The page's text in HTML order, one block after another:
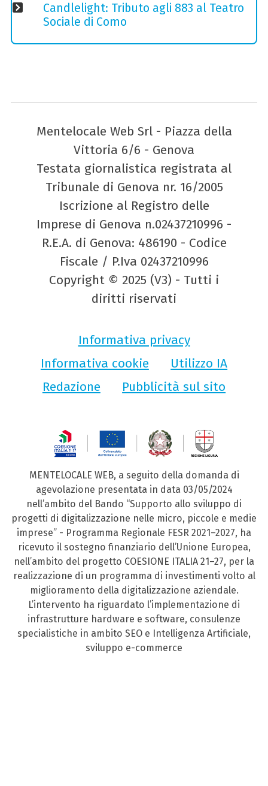
Candlelight: Tributo agli 883 al Teatro
Sociale di Como
Mentelocale Web Srl - Piazza della
Vittoria 6/6 - Genova
Testata giornalistica registrata al
Tribunale di Genova nr. 16/2005
Iscrizione al Registro delle
Imprese di Genova n.02437210996 -
R.E.A. di Genova: 486190 - Codice
Fiscale / P.Iva 02437210996
Copyright © 2025 (V3) - Tutti i
diritti riservati
Informativa privacy
Informativa cookie
Utilizzo IA
Redazione
Pubblicità sul sito
MENTELOCALE WEB, a seguito della domanda di
agevolazione presentata in data 03/05/2024
nell’ambito del Bando “Supporto allo sviluppo di
progetti di digitalizzazione nelle micro, piccole e medie
imprese” - Programma Regionale FESR 2021–2027, ha
ricevuto il sostegno finanziario dell’Unione Europea,
nell’ambito del progetto COESIONE ITALIA 21–27, per la
realizzazione di un programma di investimenti volto al
miglioramento della digitalizzazione aziendale.
L’intervento ha riguardato l’implementazione di
infrastrutture hardware e software, consulenze
specialistiche in ambito SEO e Intelligenza Artificiale,
sviluppo e-commerce